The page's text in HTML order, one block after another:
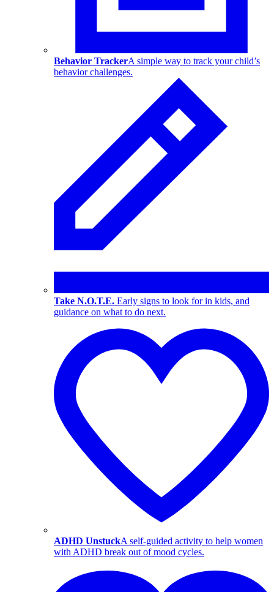
Behavior TrackerA simple way to track your child’s
behavior challenges.
Take N.O.T.E. Early signs to look for in kids, and
guidance on what to do next.
ADHD UnstuckA self-guided activity to help women
with ADHD break out of mood cycles.